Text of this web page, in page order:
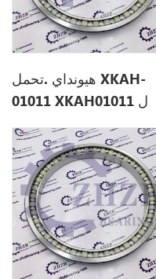
هيونداي .تحمل XKAH-
01011 XKAH01011 ل